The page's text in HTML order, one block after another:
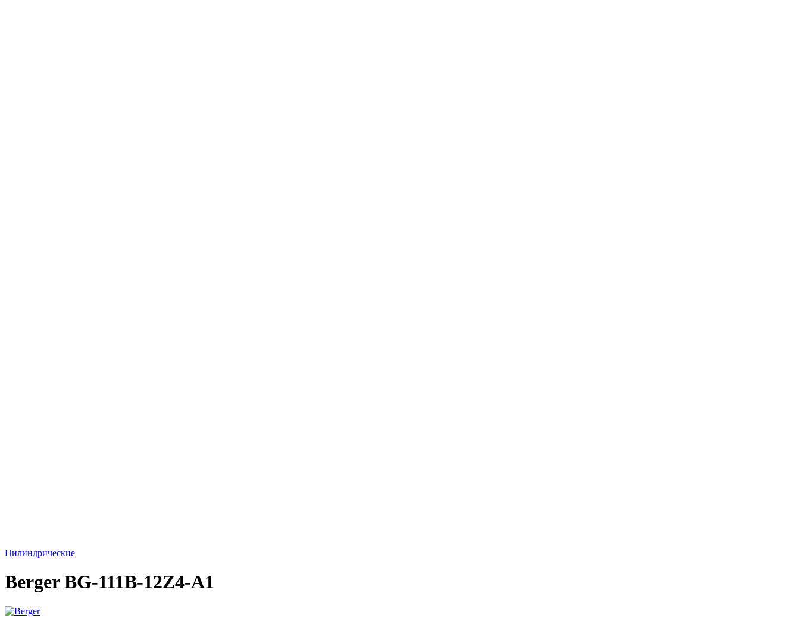
Цилиндрические
Berger BG-111B-12Z4-A1